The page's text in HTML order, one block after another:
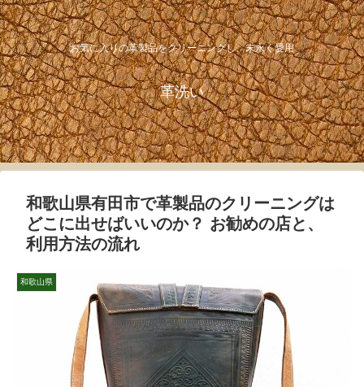
お気に入りの革製品をクリーニングし、末永く愛用
革洗い
和歌山県有田市で革製品のクリーニングは
どこに出せばいいのか？ お勧めの店と、
利用方法の流れ
和歌山県